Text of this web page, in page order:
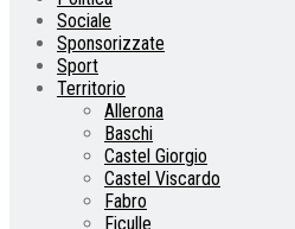
Sociale
Sponsorizzate
Sport
Territorio
Allerona
Baschi
Castel Giorgio
Castel Viscardo
Fabro
Ficulle